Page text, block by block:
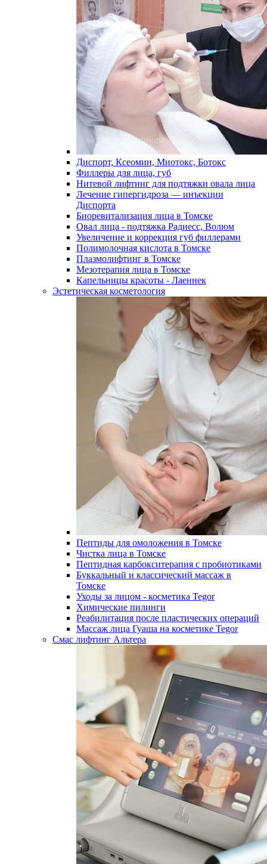
Диспорт, Ксеомин, Миотокс, Ботокс
Филлеры для лица, губ
Нитевой лифтинг для подтяжки овала лица
Лечение гипергидроза — инъекции
Диспорта
Биоревитализация лица в Томске
Овал лица - подтяжка Радиесс, Волюм
Увеличение и коррекция губ филлерами
Полимолочная кислота в Томске
Плазмолифтинг в Томске
Мезотерапия лица в Томске
Капельницы красоты - Лаеннек
Эстетическая косметология
Пептиды для омоложения в Томске
Чистка лица в Томске
Пептидная карбокситерапия с пробиотиками
Буккальный и классический массаж в
Томске
Уходы за лицом - косметика Tegor
Химические пилинги
Реабилитация после пластических операций
Массаж лица Гуаша на косметике Tegor
Смас лифтинг Альтера